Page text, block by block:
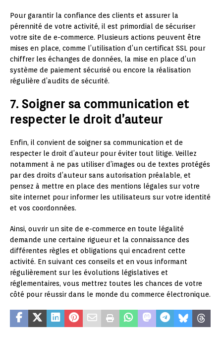
Pour garantir la confiance des clients et assurer la
pérennité de votre activité, il est primordial de sécuriser
votre site de e-commerce. Plusieurs actions peuvent être
mises en place, comme l’utilisation d’un certificat SSL pour
chiffrer les échanges de données, la mise en place d’un
système de paiement sécurisé ou encore la réalisation
régulière d’audits de sécurité.
7. Soigner sa communication et
respecter le droit d’auteur
Enfin, il convient de soigner sa communication et de
respecter le droit d’auteur pour éviter tout litige. Veillez
notamment à ne pas utiliser d’images ou de textes protégés
par des droits d’auteur sans autorisation préalable, et
pensez à mettre en place des mentions légales sur votre
site internet pour informer les utilisateurs sur votre identité
et vos coordonnées.
Ainsi, ouvrir un site de e-commerce en toute légalité
demande une certaine rigueur et la connaissance des
différentes règles et obligations qui encadrent cette
activité. En suivant ces conseils et en vous informant
régulièrement sur les évolutions législatives et
réglementaires, vous mettrez toutes les chances de votre
côté pour réussir dans le monde du commerce électronique.